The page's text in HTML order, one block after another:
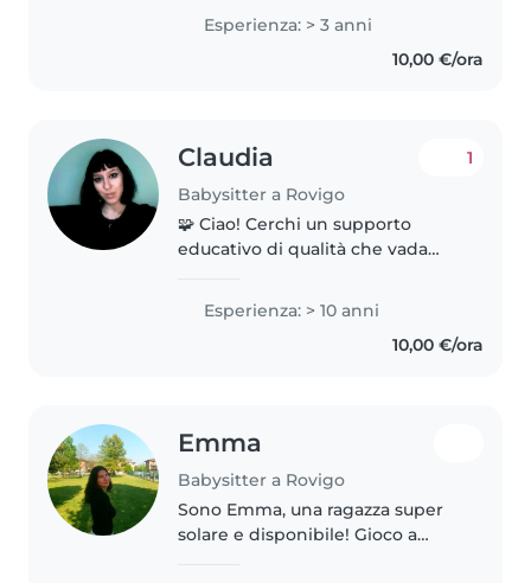
al grest del paese e ai figli dei
miei vicini. Al momento sono
Esperienza: > 3 anni
10,00 €/ora
Claudia
Babysitter a Rovigo
1
🧩 Ciao! Cerchi un supporto
educativo di qualità che vada
Babysitting? 🎓 Dott.ssa in
Lingue e Letterature Moderne,
Esperienza: > 10 anni
10,00 €/ora
Emma
Babysitter a Rovigo
Sono Emma, una ragazza super
solare e disponibile! Gioco a